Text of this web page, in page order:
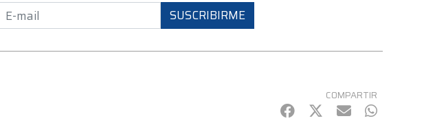
SUSCRIBIRME
COMPARTIR
Facebook
Twitter
mail WhatsApp